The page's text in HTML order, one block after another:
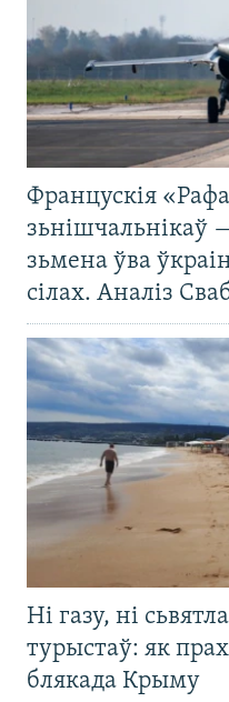
Францускія
зьнішчальнікаў
зьмена ўва
сілах. Аналіз
Ні газу, ні
турыстаў: як
блякада Крыму